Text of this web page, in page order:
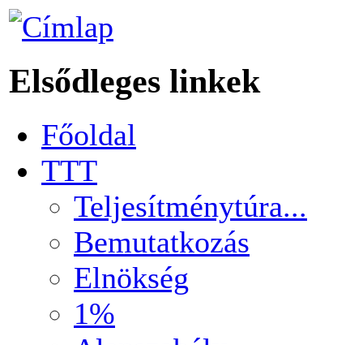
Elsődleges linkek
Főoldal
TTT
Teljesítménytúra...
Bemutatkozás
Elnökség
1%